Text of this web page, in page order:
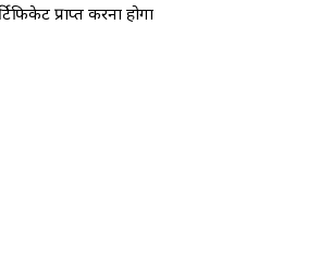
प्राप्त करना होगा